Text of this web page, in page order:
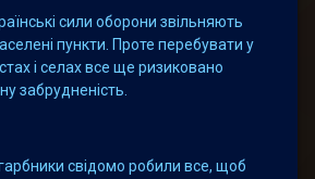
сили оборони звільняють
пункти. Проте перебувати у
і селах все ще ризиковано
забрудненість.
свідомо робили все, щоб